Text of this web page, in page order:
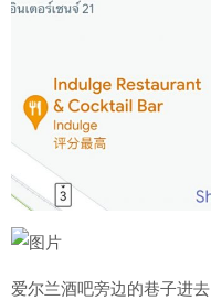
爱尔兰酒吧旁边的巷子进去